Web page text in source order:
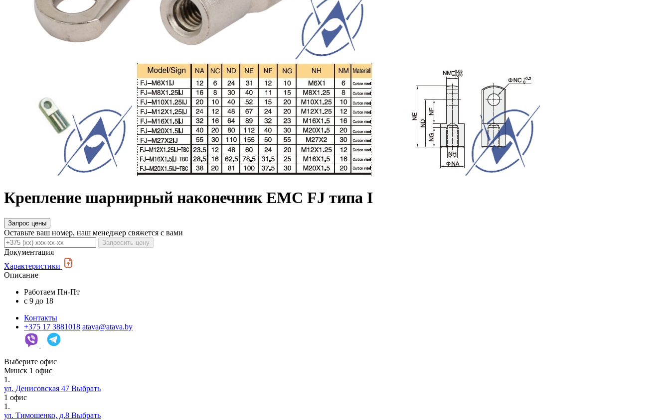
Крепление шарнирный наконечник EMC FJ типа I
Запрос цены
Оставьте ваш номер, наш менеджер свяжется с вами
Запросить цену
Документация
Характеристики
Описание
Работаем Пн-Пт
c 9 до 18
Контакты
+375 17 3881018 atava@atava.by
Выберите офис
Минск 1 офис
1.
ул. Денисовская 47 Выбрать
1 офис
1.
ул. Тимошенко, д.8 Выбрать